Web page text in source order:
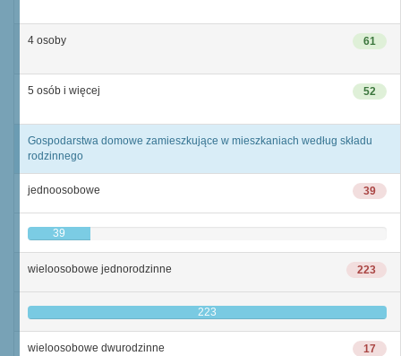
61
4 osoby
52
5 osób i więcej
Gospodarstwa domowe zamieszkujące w mieszkaniach według składu
rodzinnego
39
jednoosobowe
39
223
wieloosobowe jednorodzinne
223
17
wieloosobowe dwurodzinne